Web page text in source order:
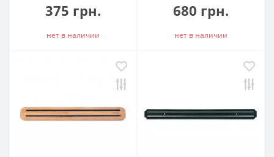
375 грн.
нет в наличии
680 грн.
нет в наличии